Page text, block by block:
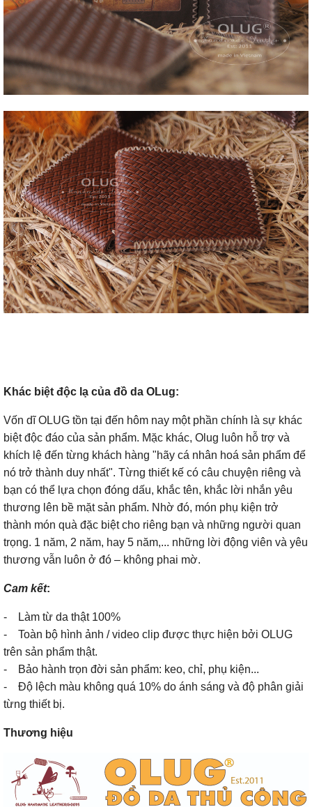
Khác biệt độc lạ của đồ da OLug:
Vốn dĩ OLUG tồn tại đến hôm nay một phần chính là sự khác
biệt độc đáo của sản phẩm. Mặc khác, Olug luôn hỗ trợ và
khích lệ đến từng khách hàng "hãy cá nhân hoá sản phẩm để
nó trở thành duy nhất". Từng thiết kế có câu chuyện riêng và
bạn có thể lựa chọn đóng dấu, khắc tên, khắc lời nhắn yêu
thương lên bề mặt sản phẩm. Nhờ đó, món phụ kiện trở
thành món quà đặc biệt cho riêng bạn và những người quan
trọng. 1 năm, 2 năm, hay 5 năm,... những lời động viên và yêu
thương vẫn luôn ở đó – không phai mờ.
Cam kết:
- Làm từ da thật 100%
- Toàn bộ hình ảnh / video clip được thực hiện bởi OLUG
trên sản phẩm thật.
- Bảo hành trọn đời sản phẩm: keo, chỉ, phụ kiện...
- Độ lệch màu không quá 10% do ánh sáng và độ phân giải
từng thiết bị.
Thương hiệu